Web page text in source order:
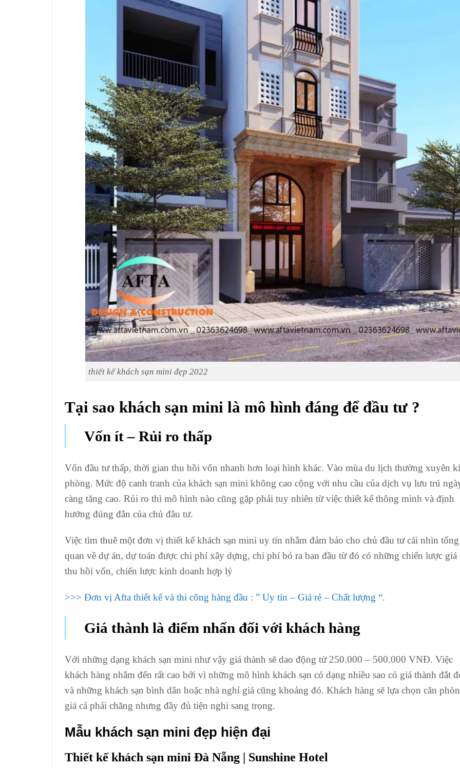
thiết kế khách sạn mini đẹp 2022
Tại sao khách sạn mini là mô hình đáng để đầu tư ?
Vốn ít – Rủi ro thấp
Vốn đầu tư thấp, thời gian thu hồi vốn nhanh hơn loại hình khác. Vào mùa du lịch thường xuyên
phòng. Mức độ canh tranh của khách sạn mini không cao cộng với nhu cầu của dịch vụ lưu trú
càng tăng cao. Rủi ro thì mô hình nào cũng gặp phải tuy nhiên từ việc thiết kế thông minh và định
hướng đúng đắn của chủ đầu tư.
Việc tìm thuê một đơn vị thiết kế khách sạn mini uy tín nhằm đảm bảo cho chủ đầu tư cái nhìn tổng
quan về dự án, dự toán được chi phí xây dựng, chi phí bỏ ra ban đầu từ đó có những chiến lược giá
thu hồi vốn, chiến lược kinh doanh hợp lý
>>> Đơn vị Afta thiết kế và thi công hàng đầu : ” Uy tín – Giá rẻ – Chất lượng “.
Giá thành là điểm nhấn đối với khách hàng
Với những dạng khách sạn mini như vậy giá thành sẽ dao động từ 250.000 – 500.000 VNĐ. Việc
khách hàng nhắm đến rất cao bởi vì những mô hình khách sạn có dạng nhiều sao có giá thành đắt
và những khách sạn bình dân hoặc nhà nghỉ giá cũng khoảng đó. Khách hàng sẽ lựa chọn căn
giá cả phải chăng nhưng đầy đủ tiện nghi sang trọng.
Mẫu khách sạn mini đẹp hiện đại
Thiết kế khách sạn mini Đà Nẵng | Sunshine Hotel